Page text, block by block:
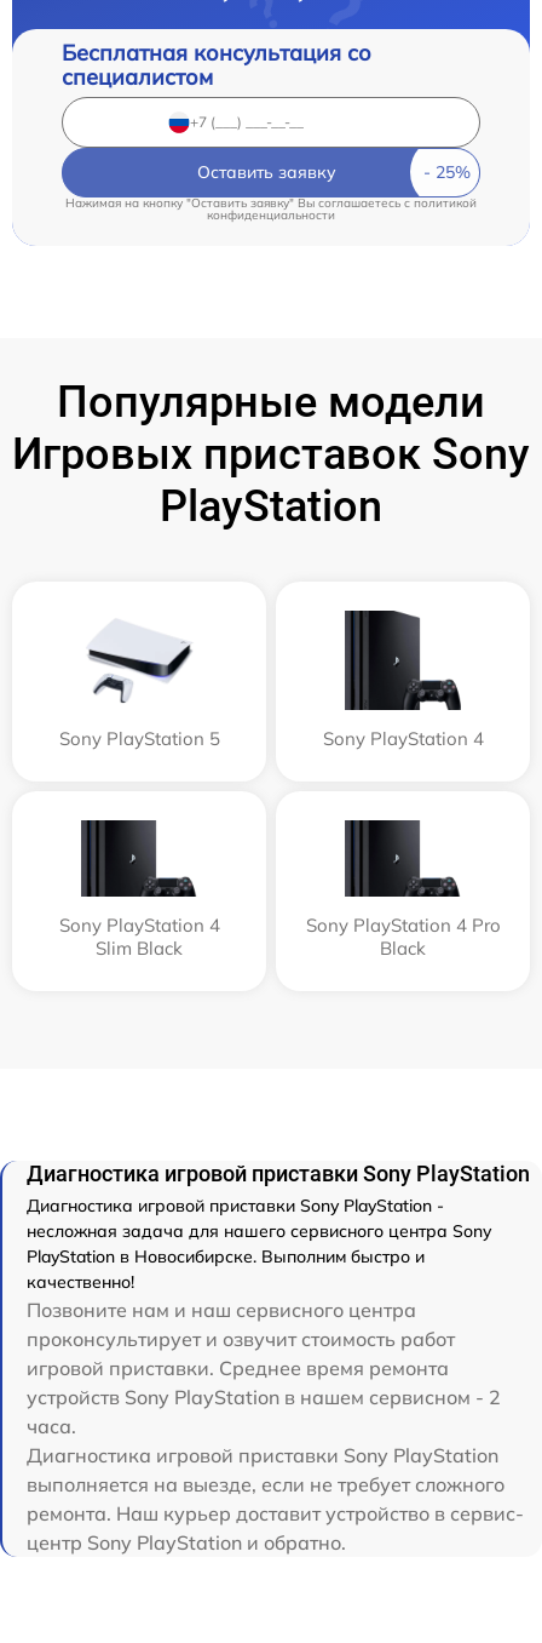
Бесплатная консультация со
специалистом
Оставить заявку
Нажимая на кнопку "Оставить заявку" Вы соглашаетесь cполитикой
конфиденциальности
Популярные модели
Игровых приставок Sony
PlayStation
Sony PlayStation 5 Sony PlayStation 4
Sony PlayStation 4
Slim Black
Sony PlayStation 4 Pro
Black
Диагностика игровой приставки Sony PlayStation
Диагностика игровой приставки Sony PlayStation -
несложная задача для нашего сервисного центра Sony
PlayStation в Новосибирске. Выполним быстро и
качественно!
Позвоните нам и наш сервисного центра
проконсультирует и озвучит стоимость работ
игровой приставки. Среднее время ремонта
устройств Sony PlayStation в нашем сервисном - 2
часа.
Диагностика игровой приставки Sony PlayStation
выполняется на выезде, если не требует сложного
ремонта. Наш курьер доставит устройство в сервис-
центр Sony PlayStation и обратно.